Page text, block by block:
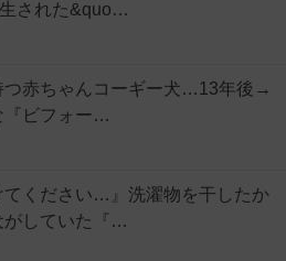
された&quo…
つ赤ちゃんコーギー犬…13年後→
『ビフォー…
てください…』洗濯物を干したか
していた『…